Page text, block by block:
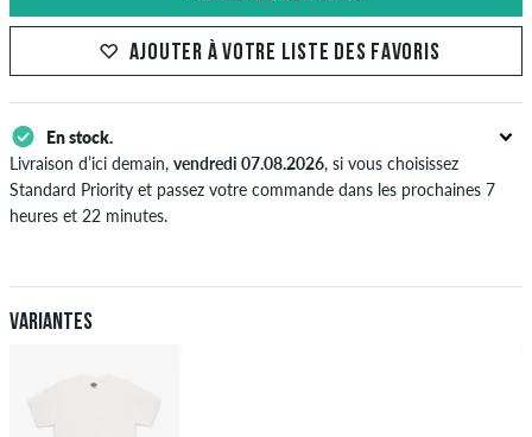
XS 42 82-87 69-74 82-87
L 50/52 100-106 87-93 100-106
54
AJOUTER À VOTRE LISTE DES FAVORIS
En stock.
Livraison d’ici demain, vendredi 07.08.2026, si vous choisissez
Standard Priority et passez votre commande dans les prochaines 7
heures et 22 minutes.
Paiement.
Variantes